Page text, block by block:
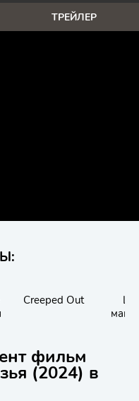
ТРЕЙЛЕР
Creeped Out
фильм
(2024) в